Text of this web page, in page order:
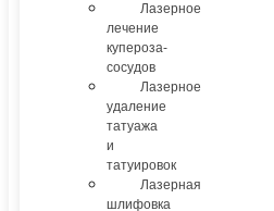
Лазерное
лечение
купероза-
сосудов
Лазерное
удаление
татуажа
и
татуировок
Лазерная
шлифовка